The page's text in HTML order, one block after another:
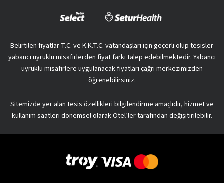
Belirtilen fiyatlar T.C. ve K.K.T.C. vatandaşları için geçerli olup tesisler
yabancı uyruklu misafirlerden fiyat farkı talep edebilmektedir. Yabancı
uyruklu misafirlere uygulanacak fiyatları çağrı merkezimizden
öğrenebilirsiniz.
Sitemizde yer alan tesis özellikleri bilgilendirme amaçlıdır, hizmet ve
kullanım saatleri dönemsel olarak Otel’ler tarafından değişitirilebilir.